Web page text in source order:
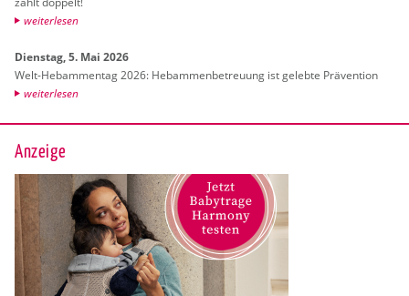
wei­ter­le­sen
Diens­tag, 5. Mai 2026
Welt-Heb­am­men­tag 2026: Heb­am­men­be­treu­ung ist ge­leb­te Prä­ven­ti­on
wei­ter­le­sen
Anzeige